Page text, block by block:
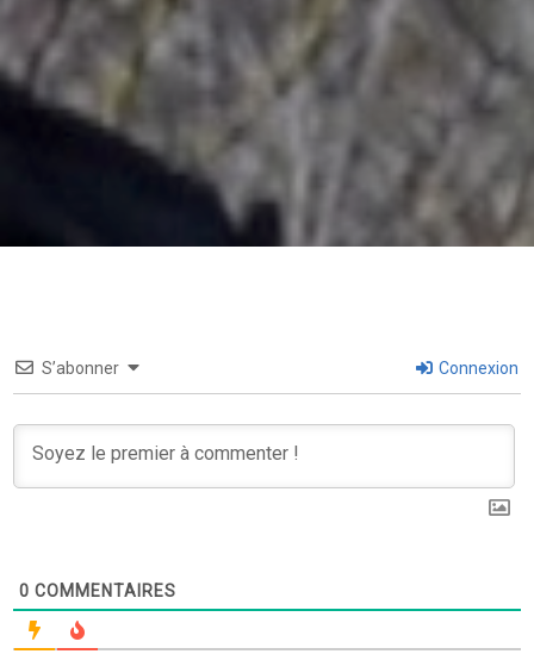
S’abonner Connexion
0 COMMENTAIRES